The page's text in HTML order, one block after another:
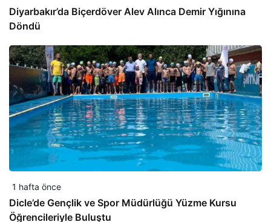
Diyarbakır’da Biçerdöver Alev Alınca Demir Yığınına
Döndü
1 hafta önce
Dicle’de Gençlik ve Spor Müdürlüğü Yüzme Kursu
Öğrencileriyle Buluştu